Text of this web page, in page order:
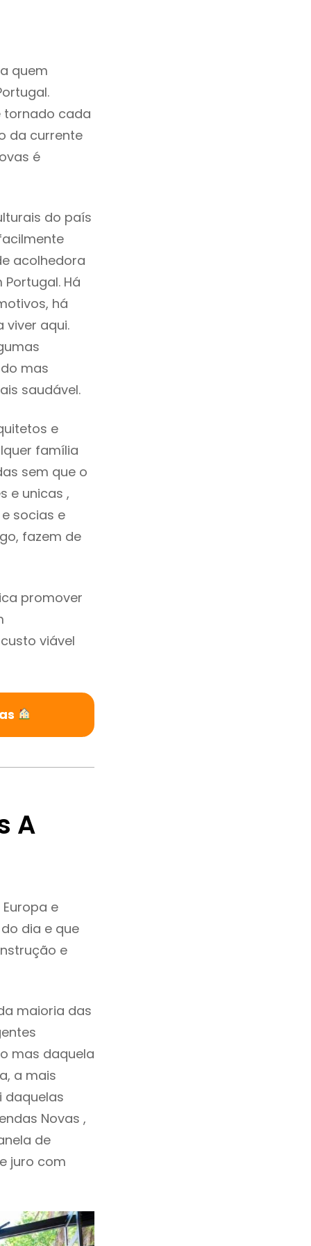
quem
tornado cada
da currente
é
do país
acolhedora
Há
há
aqui.
mas
saudável.
e
família
sem que o
e unicas ,
socias e
fazem de
promover
viável
A
e
dia e que
e
maioria das
mas daquela
a mais
daquelas
Novas ,
de
juro com